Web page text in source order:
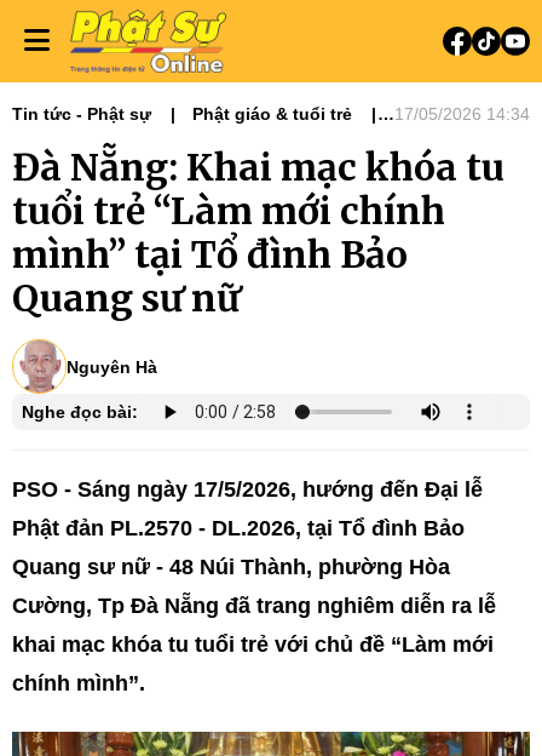
Tin tức - Phật sự
Phật giáo & tuổi trẻ
Tin Tức Hoạt Động
17/05/2026 14:34
Đà Nẵng: Khai mạc khóa tu
tuổi trẻ “Làm mới chính
mình” tại Tổ đình Bảo
Quang sư nữ
Nguyên Hà
Nghe đọc bài:
PSO - Sáng ngày 17/5/2026, hướng đến Đại lễ
Phật đản PL.2570 - DL.2026, tại Tổ đình Bảo
Quang sư nữ - 48 Núi Thành, phường Hòa
Cường, Tp Đà Nẵng đã trang nghiêm diễn ra lễ
khai mạc khóa tu tuổi trẻ với chủ đề “Làm mới
chính mình”.